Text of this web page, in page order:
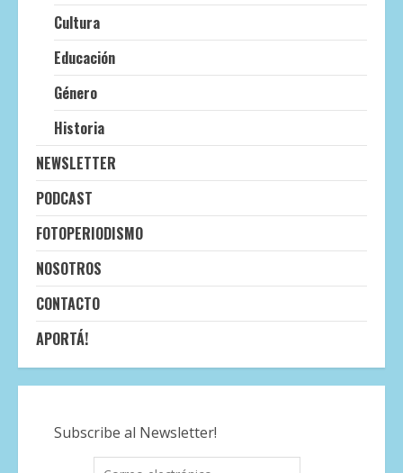
Cultura
Educación
Género
Historia
NEWSLETTER
PODCAST
FOTOPERIODISMO
NOSOTROS
CONTACTO
APORTÁ!
Subscribe al Newsletter!